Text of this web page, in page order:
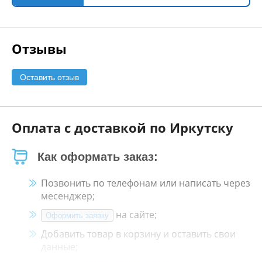
Отзывы
Оставить отзыв
Оплата с доставкой по Иркутску
Как оформать заказ:
Позвонить по телефонам или написать через
месенджер;
Оформить заявку
на сайте;
Добавить товар в корзину и оставить свои
данные;